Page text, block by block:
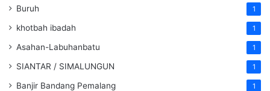
Buruh 1
khotbah ibadah 1
Asahan-Labuhanbatu 1
SIANTAR / SIMALUNGUN 1
Banjir Bandang Pemalang 1